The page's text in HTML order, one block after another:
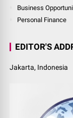
Business
Personal Finance
EDITOR'S
Jakarta, Indonesia